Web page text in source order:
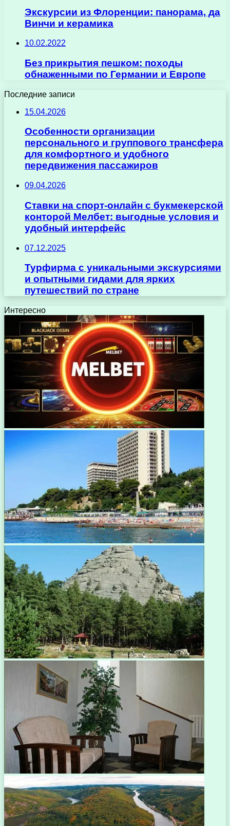
Экскурсии из Флоренции: панорама, да
Винчи и керамика
10.02.2022
Без прикрытия пешком: походы
обнаженными по Германии и Европе
Последние записи
15.04.2026
Особенности организации
персонального и группового трансфера
для комфортного и удобного
передвижения пассажиров
09.04.2026
Ставки на спорт-онлайн с букмекерской
конторой Мелбет: выгодные условия и
удобный интерфейс
07.12.2025
Турфирма с уникальными экскурсиями
и опытными гидами для ярких
путешествий по стране
Интересно